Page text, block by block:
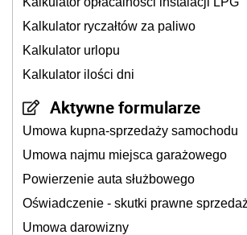
Kalkulator ryczałtów za paliwo
Kalkulator urlopu
Kalkulator ilości dni
Aktywne formularze
Umowa kupna-sprzedaży samochodu
Umowa najmu miejsca garażowego
Powierzenie auta służbowego
Oświadczenie - skutki prawne
Umowa darowizny